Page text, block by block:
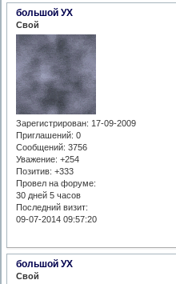
большой УХ
Свой
Зарегистрирован: 17-09-2009
Приглашений: 0
Сообщений: 3756
Уважение: +254
Позитив: +333
Провел на форуме:
30 дней 5 часов
Последний визит:
09-07-2014 09:57:20
большой УХ
Свой